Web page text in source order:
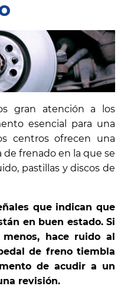
gran atención a los
esencial para una
centros ofrecen una
frenado en la que se
pastillas y discos de
que indican que
en buen estado. Si
hace ruido al
de freno tiembla
de acudir a un
revisión.